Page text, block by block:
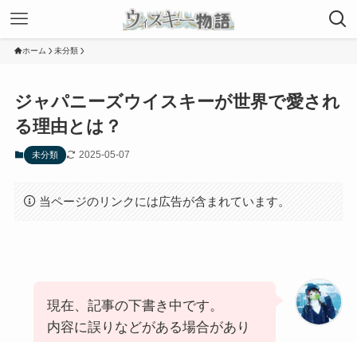
ホーム 未分類
ジャパニーズウイスキーが世界で愛され
る理由とは？
未分類 2025-05-07
当ページのリンクには広告が含まれています。
現在、記事の下書き中です。
内容に誤りなどがある場合があり